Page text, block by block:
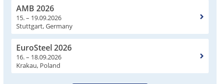
AMB 2026
15. – 19.09.2026
Stuttgart, Germany
EuroSteel 2026
16. – 18.09.2026
Krakau, Poland